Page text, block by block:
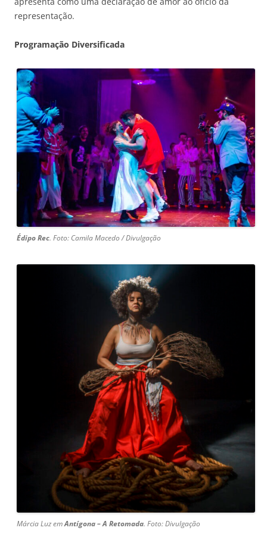
representação.
Programação Diversificada
Édipo Rec. Foto: Camila Macedo / Divulgação
Márcia Luz emAntígona – A Retomada. Foto: Divulgação